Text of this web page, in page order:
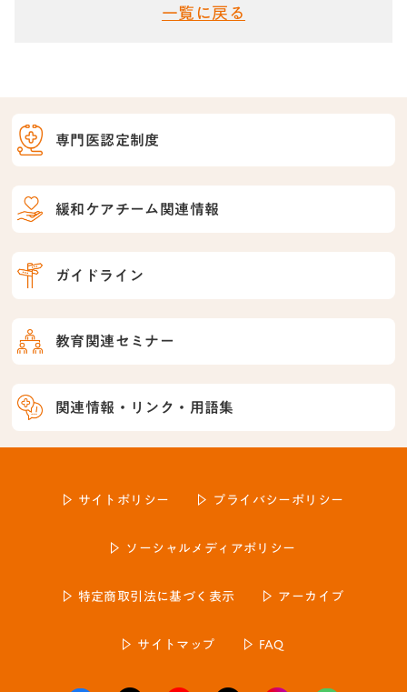
専門医認定制度
緩和ケアチーム関連情報
ガイドライン
教育関連セミナー
関連情報・リンク・用語集
一覧に戻る
サイトポリシー プライバシーポリシー
ソーシャルメディアポリシー
特定商取引法に基づく表示 アーカイブ
サイトマップ FAQ